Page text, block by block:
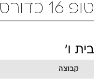
טופ 16 כדורסל
בית ו'
קבוצה